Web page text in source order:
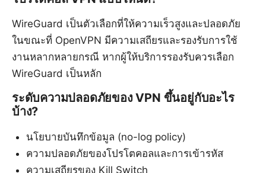
WireGuard เป็นตัวเลือกที่ให้ความเร็วสูงและปลอดภัย
ในขณะที่ OpenVPN มีความเสถียรและรองรับการใช้
งานหลากหลายกรณี หากผู้ให้บริการรองรับควรเลือก
WireGuard เป็นหลัก
ระดับความปลอดภัยของ VPN ขึ้นอยู่กับอะไร
บ้าง?
นโยบายบันทึกข้อมูล (no-log policy)
ความปลอดภัยของโปรโตคอลและการเข้ารหัส
ความเสถียรของ Kill Switch